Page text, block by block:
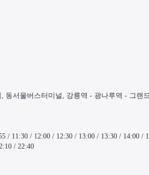
서울버스터미널, 강릉역 - 광나루역 - 그랜
/ 11:30 / 12:00 / 12:30 / 13:00 / 13:30 / 14:00 /
/ 22:40